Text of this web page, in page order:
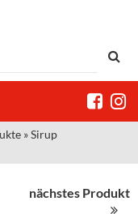
»Sirup
nächstes Produkt